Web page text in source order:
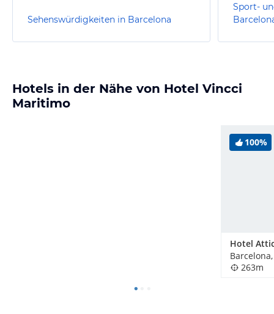
Sehenswürdigkeiten in Barcelona
Sport-
Hotels in der Nähe von Hotel Vincci
Maritimo
100%
Hotel
263m